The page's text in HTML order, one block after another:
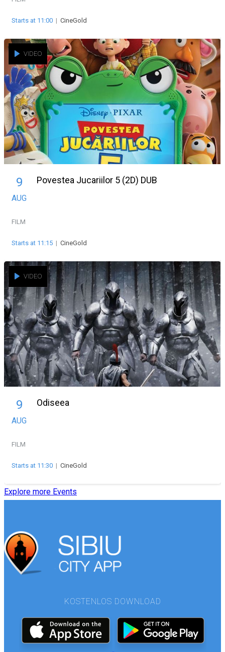
Starts at 11:00 | CineGold
VIDEO
9
AUG
Povestea Jucariilor 5 (2D) DUB
FILM
Starts at 11:15 | CineGold
VIDEO
9
AUG
Odiseea
FILM
Starts at 11:30 | CineGold
Explore more Events
KOSTENLOS DOWNLOAD